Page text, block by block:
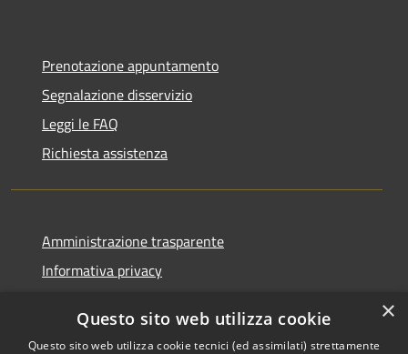
Prenotazione appuntamento
Segnalazione disservizio
Leggi le FAQ
Richiesta assistenza
Amministrazione trasparente
Informativa privacy
Dichiarazione di accessibilità
×
Questo sito web utilizza cookie
Questo sito web utilizza cookie tecnici (ed assimilati) strettamente